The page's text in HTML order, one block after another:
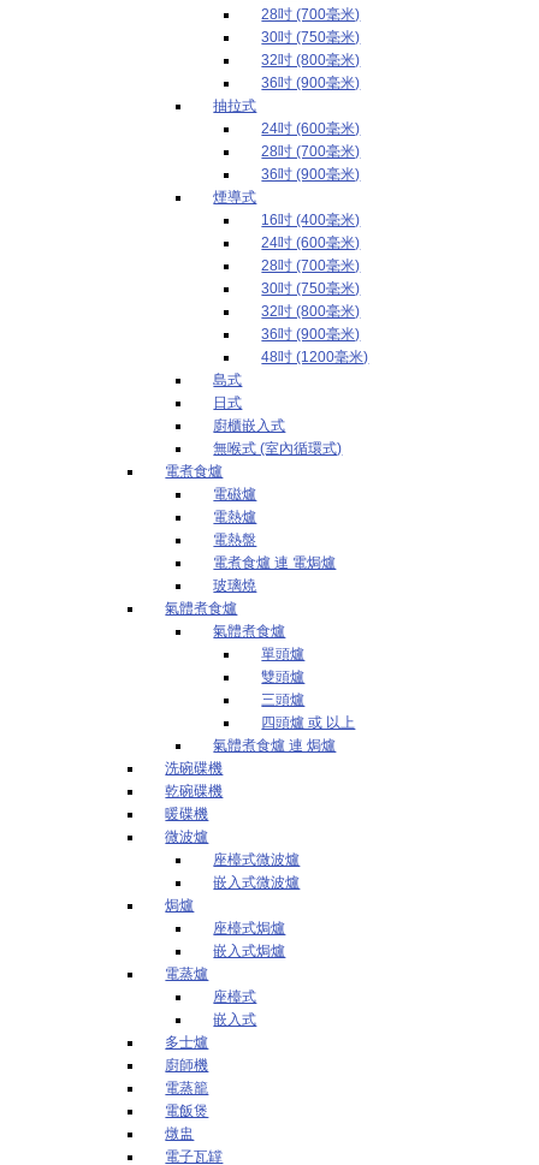
28吋 (700毫米)
30吋 (750毫米)
32吋 (800毫米)
36吋 (900毫米)
抽拉式
24吋 (600毫米)
28吋 (700毫米)
36吋 (900毫米)
煙導式
16吋 (400毫米)
24吋 (600毫米)
28吋 (700毫米)
30吋 (750毫米)
32吋 (800毫米)
36吋 (900毫米)
48吋 (1200毫米)
島式
日式
廚櫃嵌入式
無喉式 (室內循環式)
電煮食爐
電磁爐
電熱爐
電熱盤
電煮食爐 連 電焗爐
玻璃燒
氣體煮食爐
氣體煮食爐
單頭爐
雙頭爐
三頭爐
四頭爐 或 以上
氣體煮食爐 連 焗爐
洗碗碟機
乾碗碟機
暖碟機
微波爐
座檯式微波爐
嵌入式微波爐
焗爐
座檯式焗爐
嵌入式焗爐
電蒸爐
座檯式
嵌入式
多士爐
廚師機
電蒸籠
電飯煲
燉盅
電子瓦罉